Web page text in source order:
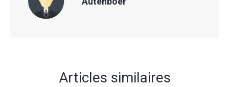
Articles similaires